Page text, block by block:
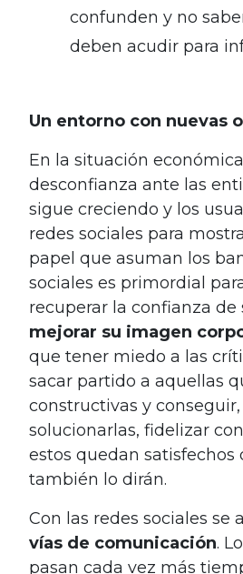
confunden y no
deben acudir para
Un entorno con nuevas
En la situación
desconfianza ante las
sigue creciendo y los
redes sociales para
papel que asuman los
sociales es primordial
recuperar la confianza de
mejorar su imagen
que tener miedo a las
sacar partido a aquellas
constructivas y
solucionarlas, fidelizar
estos quedan satisfechos
también lo dirán.
Con las redes sociales se
vías de comunicación.
pasan cada vez más